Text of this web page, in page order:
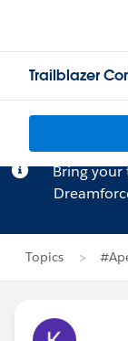
Trailblazer
Bring your
Topics